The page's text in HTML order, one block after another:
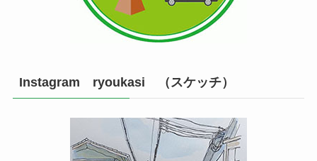
Instagram ryoukasi （スケッチ）